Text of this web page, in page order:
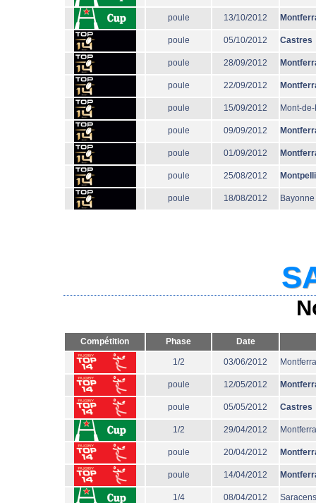
poule 13/10/2012
poule 05/10/2012 Castres
poule 28/09/2012
poule 22/09/2012
poule 15/09/2012 Mont-
poule 09/09/2012
poule 01/09/2012
poule 25/08/2012
poule 18/08/2012 Bayonne
Compétition Phase Date
1/2 03/06/2012
poule 12/05/2012
poule 05/05/2012 Castres
1/2 29/04/2012
poule 20/04/2012
poule 14/04/2012
1/4 08/04/2012 Saracens